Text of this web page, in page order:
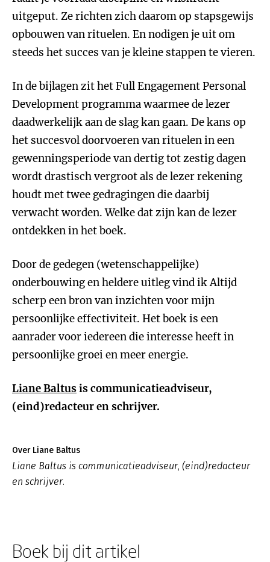
uitgeput. Ze richten zich daarom op stapsgewijs
opbouwen van rituelen. En nodigen je uit om
steeds het succes van je kleine stappen te vieren.
In de bijlagen zit het Full Engagement Personal
Development programma waarmee de lezer
daadwerkelijk aan de slag kan gaan. De kans op
het succesvol doorvoeren van rituelen in een
gewenningsperiode van dertig tot zestig dagen
wordt drastisch vergroot als de lezer rekening
houdt met twee gedragingen die daarbij
verwacht worden. Welke dat zijn kan de lezer
ontdekken in het boek.
Door de gedegen (wetenschappelijke)
onderbouwing en heldere uitleg vind ik Altijd
scherp een bron van inzichten voor mijn
persoonlijke effectiviteit. Het boek is een
aanrader voor iedereen die interesse heeft in
persoonlijke groei en meer energie.
Liane Baltusis communicatieadviseur,
(eind)redacteur en schrijver.
Over Liane Baltus
Liane Baltus is communicatieadviseur, (eind)redacteur
en schrijver.
Boek bij dit artikel